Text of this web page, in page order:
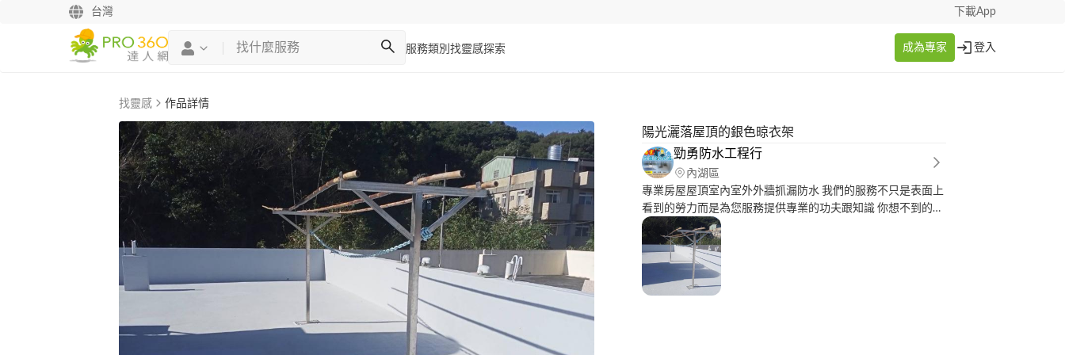
台灣 下載App
服務類別 找靈感探索 成為專家 登入
找靈感 作品詳情
陽光灑落屋頂的銀色晾衣架
勁勇防水工程行
內湖區
專業房屋屋頂室內室外外牆抓漏防水 我們的服務不只是表面上
看到的勞力而是為您服務提供專業的功夫跟知識 你想不到的細
節各方面我們防水還會給業主做保固也不用擔心怕有漏水的問
題 我們都會詳細的分析說給你聽 讓你對我們施工品質服務可以
更加的滿意 價錢公道以及服務的品質 我們也會貼網也會做實驗
查出漏水的原因然後找出問題來幫客戶做解決